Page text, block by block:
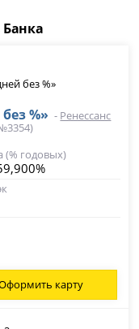
Банка
%» - Ренессанс
(% годовых)
карту